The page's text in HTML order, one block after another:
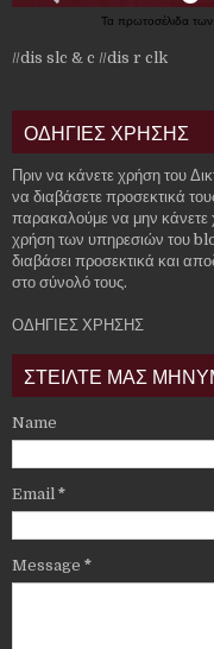
Τα πρωτοσέλιδα των
//dis slc & c //dis r clk
ΟΔΗΓΙΕΣ ΧΡΗΣΗΣ
Πριν να κάνετε χρήση του
να διαβάσετε προσεκτικά
παρακαλούμε να μην κάνετε
χρήση των υπηρεσιών του
διαβάσει προσεκτικά και
στο σύνολό τους.
ΟΔΗΓΙΕΣ ΧΡΗΣΗΣ
ΣΤΕΙΛΤΕ ΜΑΣ
Name
Email *
Message *